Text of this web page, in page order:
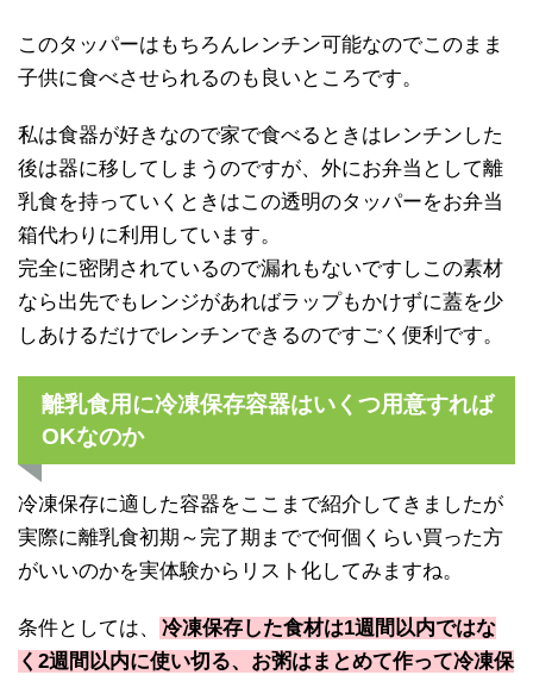
このタッパーはもちろんレンチン可能なのでこのまま
子供に食べさせられるのも良いところです。
私は食器が好きなので家で食べるときはレンチンした
後は器に移してしまうのですが、外にお弁当として離
乳食を持っていくときはこの透明のタッパーをお弁当
箱代わりに利用しています。
完全に密閉されているので漏れもないですしこの素材
なら出先でもレンジがあればラップもかけずに蓋を少
しあけるだけでレンチンできるのですごく便利です。
離乳食用に冷凍保存容器はいくつ用意すれば
OKなのか
冷凍保存に適した容器をここまで紹介してきましたが
実際に離乳食初期～完了期までで何個くらい買った方
がいいのかを実体験からリスト化してみますね。
条件としては、
冷凍保存した食材は1週間以内ではな
く2週間以内に使い切る、お粥はまとめて作って冷凍保